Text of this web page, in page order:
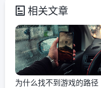
相关文章
为什么找不到游戏的路径